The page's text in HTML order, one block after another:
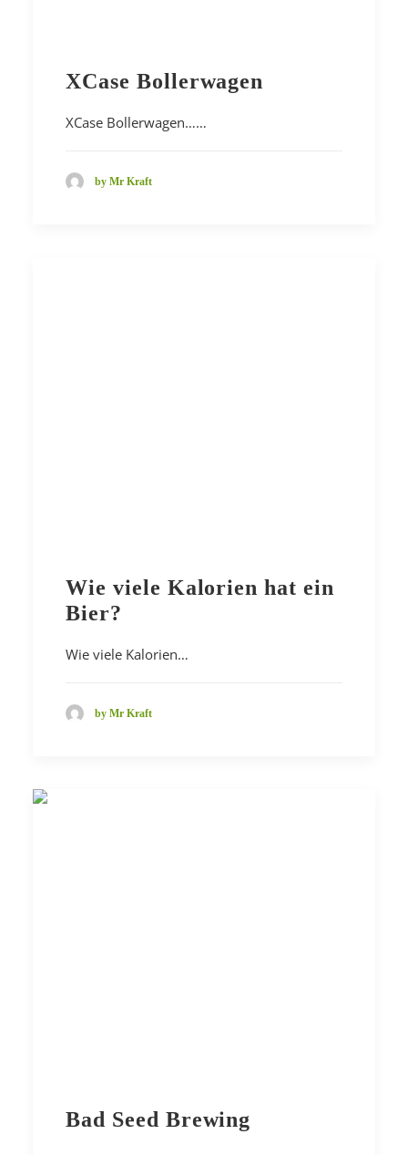
XCase Bollerwagen
XCase Bollerwagen……
by Mr Kraft
Wie viele Kalorien hat ein
Bier?
Wie viele Kalorien…
by Mr Kraft
Bad Seed Brewing